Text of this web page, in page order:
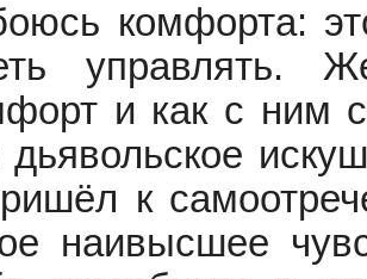
комфорта:
управлять.
и как с ним
дьявольское
к
наивысшее